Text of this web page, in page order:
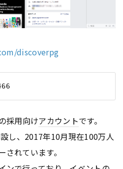
discoverpg
採用向けアカウントです。
し、2017年10月現在100万人
れています。